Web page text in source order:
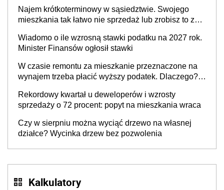
Najem krótkoterminowy w sąsiedztwie. Swojego
mieszkania tak łatwo nie sprzedaż lub zrobisz to ze
Wiadomo o ile wzrosną stawki podatku na 2027 rok.
Minister Finansów ogłosił stawki
W czasie remontu za mieszkanie przeznaczone na
wynajem trzeba płacić wyższy podatek. Dlaczego?
Rekordowy kwartał u deweloperów i wzrosty
sprzedaży o 72 procent: popyt na mieszkania wraca
Czy w sierpniu można wyciąć drzewo na własnej
działce? Wycinka drzew bez pozwolenia
Kalkulatory